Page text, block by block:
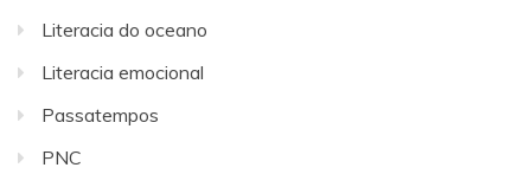
Literacia do oceano
Literacia emocional
Passatempos
PNC